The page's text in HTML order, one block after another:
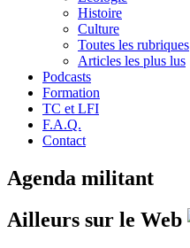
Histoire
Culture
Toutes les rubriques
Articles les plus lus
Podcasts
Formation
TC et LFI
F.A.Q.
Contact
Agenda militant
Ailleurs sur le Web